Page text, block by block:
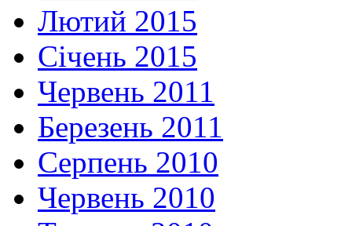
Лютий 2015
Січень 2015
Червень 2011
Березень 2011
Серпень 2010
Червень 2010